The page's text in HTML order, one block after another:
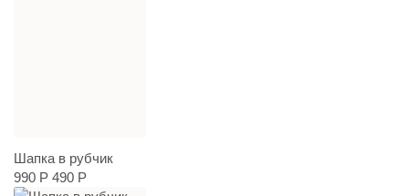
Шапка в рубчик
990 Р 490 Р